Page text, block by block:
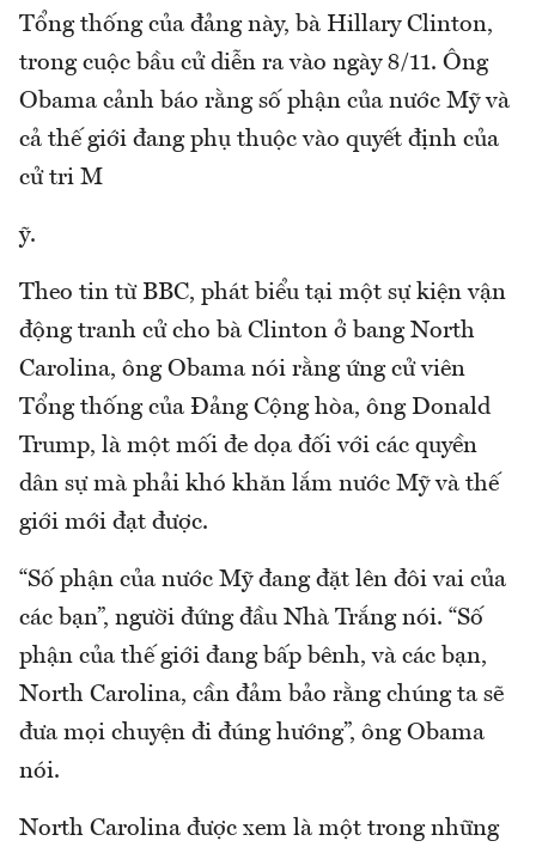
Tổng thống của đảng này, bà Hillary Clinton,
trong cuộc bầu cử diễn ra vào ngày 8/11. Ông
Obama cảnh báo rằng số phận của nước Mỹ và
cả thế giới đang phụ thuộc vào quyết định của
cử tri M
ỹ.
Theo tin từ BBC, phát biểu tại một sự kiện vận
động tranh cử cho bà Clinton ở bang North
Carolina, ông Obama nói rằng ứng cử viên
Tổng thống của Đảng Cộng hòa, ông Donald
Trump, là một mối đe dọa đối với các quyền
dân sự mà phải khó khăn lắm nước Mỹ và thế
giới mới đạt được.
“Số phận của nước Mỹ đang đặt lên đôi vai của
các bạn”, người đứng đầu Nhà Trắng nói. “Số
phận của thế giới đang bấp bênh, và các bạn,
North Carolina, cần đảm bảo rằng chúng ta sẽ
đưa mọi chuyện đi đúng hướng”, ông Obama
nói.
North Carolina được xem là một trong những